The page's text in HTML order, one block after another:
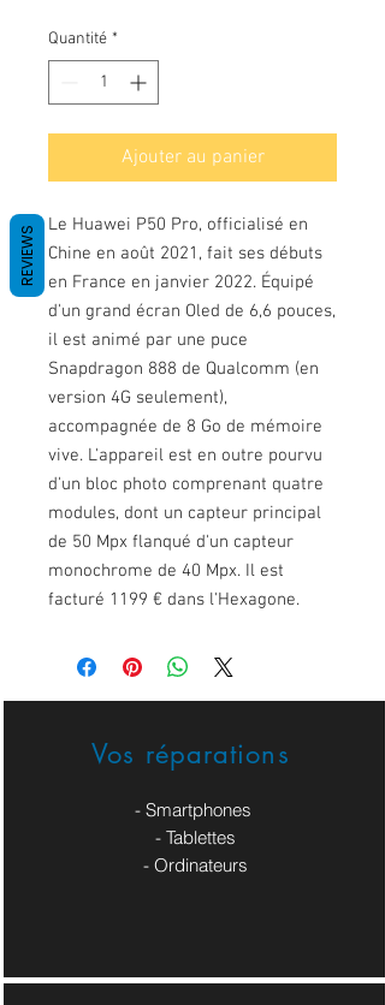
Quantité *
Ajouter au panier
Le Huawei P50 Pro, officialisé en
Chine en août 2021, fait ses débuts
en France en janvier 2022. Équipé
d'un grand écran Oled de 6,6 pouces,
il est animé par une puce
Snapdragon 888 de Qualcomm (en
version 4G seulement),
accompagnée de 8 Go de mémoire
vive. L'appareil est en outre pourvu
d'un bloc photo comprenant quatre
modules, dont un capteur principal
de 50 Mpx flanqué d'un capteur
monochrome de 40 Mpx. Il est
facturé 1199 € dans l'Hexagone.
Vos réparations
- Smartphones
- Tablettes
- Ordinateurs
REVIEWS